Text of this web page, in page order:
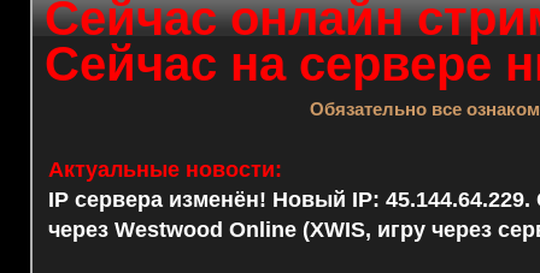
Сейчас онлайн
Сейчас на сервере
Обязательно все
Актуальные новости:
IP сервера изменён! Новый IP: 45.144.64.229.
через Westwood Online (XWIS, игру через